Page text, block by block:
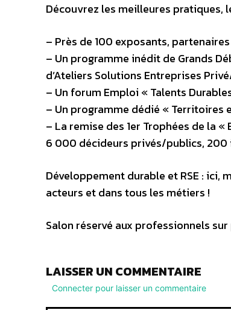
Découvrez les meilleures pratiques,
– Près de 100 exposants,
– Un programme inédit de Grands
d’Ateliers Solutions Entreprises
– Un forum Emploi « Talents
– Un programme dédié « Territoires
– La remise des 1er Trophées de la
6 000 décideurs privés/publics, 200
Développement durable et RSE :
acteurs et dans tous les métiers !
Salon réservé aux professionnels
LAISSER UN COMMENTAIRE
Connecter pour laisser un commentaire